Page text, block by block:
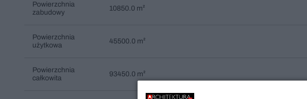
Powierzchnia
zabudowy
10850.0 m²
Powierzchnia
użytkowa
45500.0 m²
Powierzchnia
całkowita
93450.0 m²